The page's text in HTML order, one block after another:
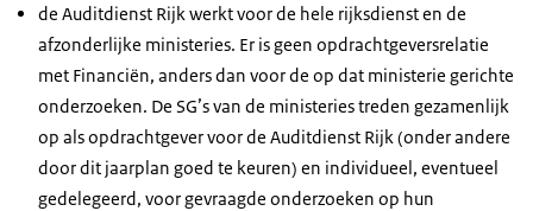
de Auditdienst Rijk werkt voor de hele rijksdienst en de
afzonderlijke ministeries. Er is geen opdrachtgeversrelatie
met Financiën, anders dan voor de op dat ministerie gerichte
onderzoeken. De SG’s van de ministeries treden gezamenlijk
op als opdrachtgever voor de Auditdienst Rijk (onder andere
door dit jaarplan goed te keuren) en individueel, eventueel
gedelegeerd, voor gevraagde onderzoeken op hun